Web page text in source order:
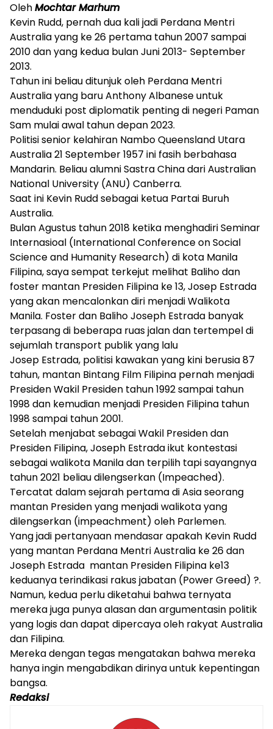
OlehMochtar Marhum
Kevin Rudd, pernah dua kali jadi Perdana Mentri
Australia yang ke 26 pertama tahun 2007 sampai
2010 dan yang kedua bulan Juni 2013- September
2013.
Tahun ini beliau ditunjuk oleh Perdana Mentri
Australia yang baru Anthony Albanese untuk
menduduki post diplomatik penting di negeri Paman
Sam mulai awal tahun depan 2023.
Politisi senior kelahiran Nambo Queensland Utara
Australia 21 September 1957 ini fasih berbahasa
Mandarin. Beliau alumni Sastra China dari Australian
National University (ANU) Canberra.
Saat ini Kevin Rudd sebagai ketua Partai Buruh
Australia.
Bulan Agustus tahun 2018 ketika menghadiri Seminar
Internasioal (International Conference on Social
Science and Humanity Research) di kota Manila
Filipina, saya sempat terkejut melihat Baliho dan
foster mantan Presiden Filipina ke 13, Josep Estrada
yang akan mencalonkan diri menjadi Walikota
Manila. Foster dan Baliho Joseph Estrada banyak
terpasang di beberapa ruas jalan dan tertempel di
sejumlah transport publik yang lalu
Josep Estrada, politisi kawakan yang kini berusia 87
tahun, mantan Bintang Film Filipina pernah menjadi
Presiden Wakil Presiden tahun 1992 sampai tahun
1998 dan kemudian menjadi Presiden Filipina tahun
1998 sampai tahun 2001.
Setelah menjabat sebagai Wakil Presiden dan
Presiden Filipina, Joseph Estrada ikut kontestasi
sebagai walikota Manila dan terpilih tapi sayangnya
tahun 2021 beliau dilengserkan (Impeached).
Tercatat dalam sejarah pertama di Asia seorang
mantan Presiden yang menjadi walikota yang
dilengserkan (impeachment) oleh Parlemen.
Yang jadi pertanyaan mendasar apakah Kevin Rudd
yang mantan Perdana Mentri Australia ke 26 dan
Joseph Estrada mantan Presiden Filipina ke13
keduanya terindikasi rakus jabatan (Power Greed) ?.
Namun, kedua perlu diketahui bahwa ternyata
mereka juga punya alasan dan argumentasin politik
yang logis dan dapat dipercaya oleh rakyat Australia
dan Filipina.
Mereka dengan tegas mengatakan bahwa mereka
hanya ingin mengabdikan dirinya untuk kepentingan
bangsa.
Redaksi